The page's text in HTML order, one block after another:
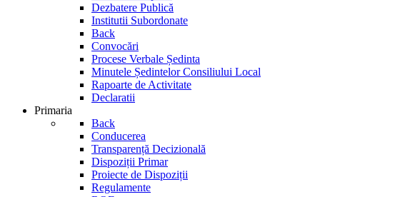
Dezbatere Publică
Institutii Subordonate
Back
Convocări
Procese Verbale Ședinta
Minutele Ședintelor Consiliului Local
Rapoarte de Activitate
Declaratii
Primaria
Back
Conducerea
Transparență Decizională
Dispoziții Primar
Proiecte de Dispoziții
Regulamente